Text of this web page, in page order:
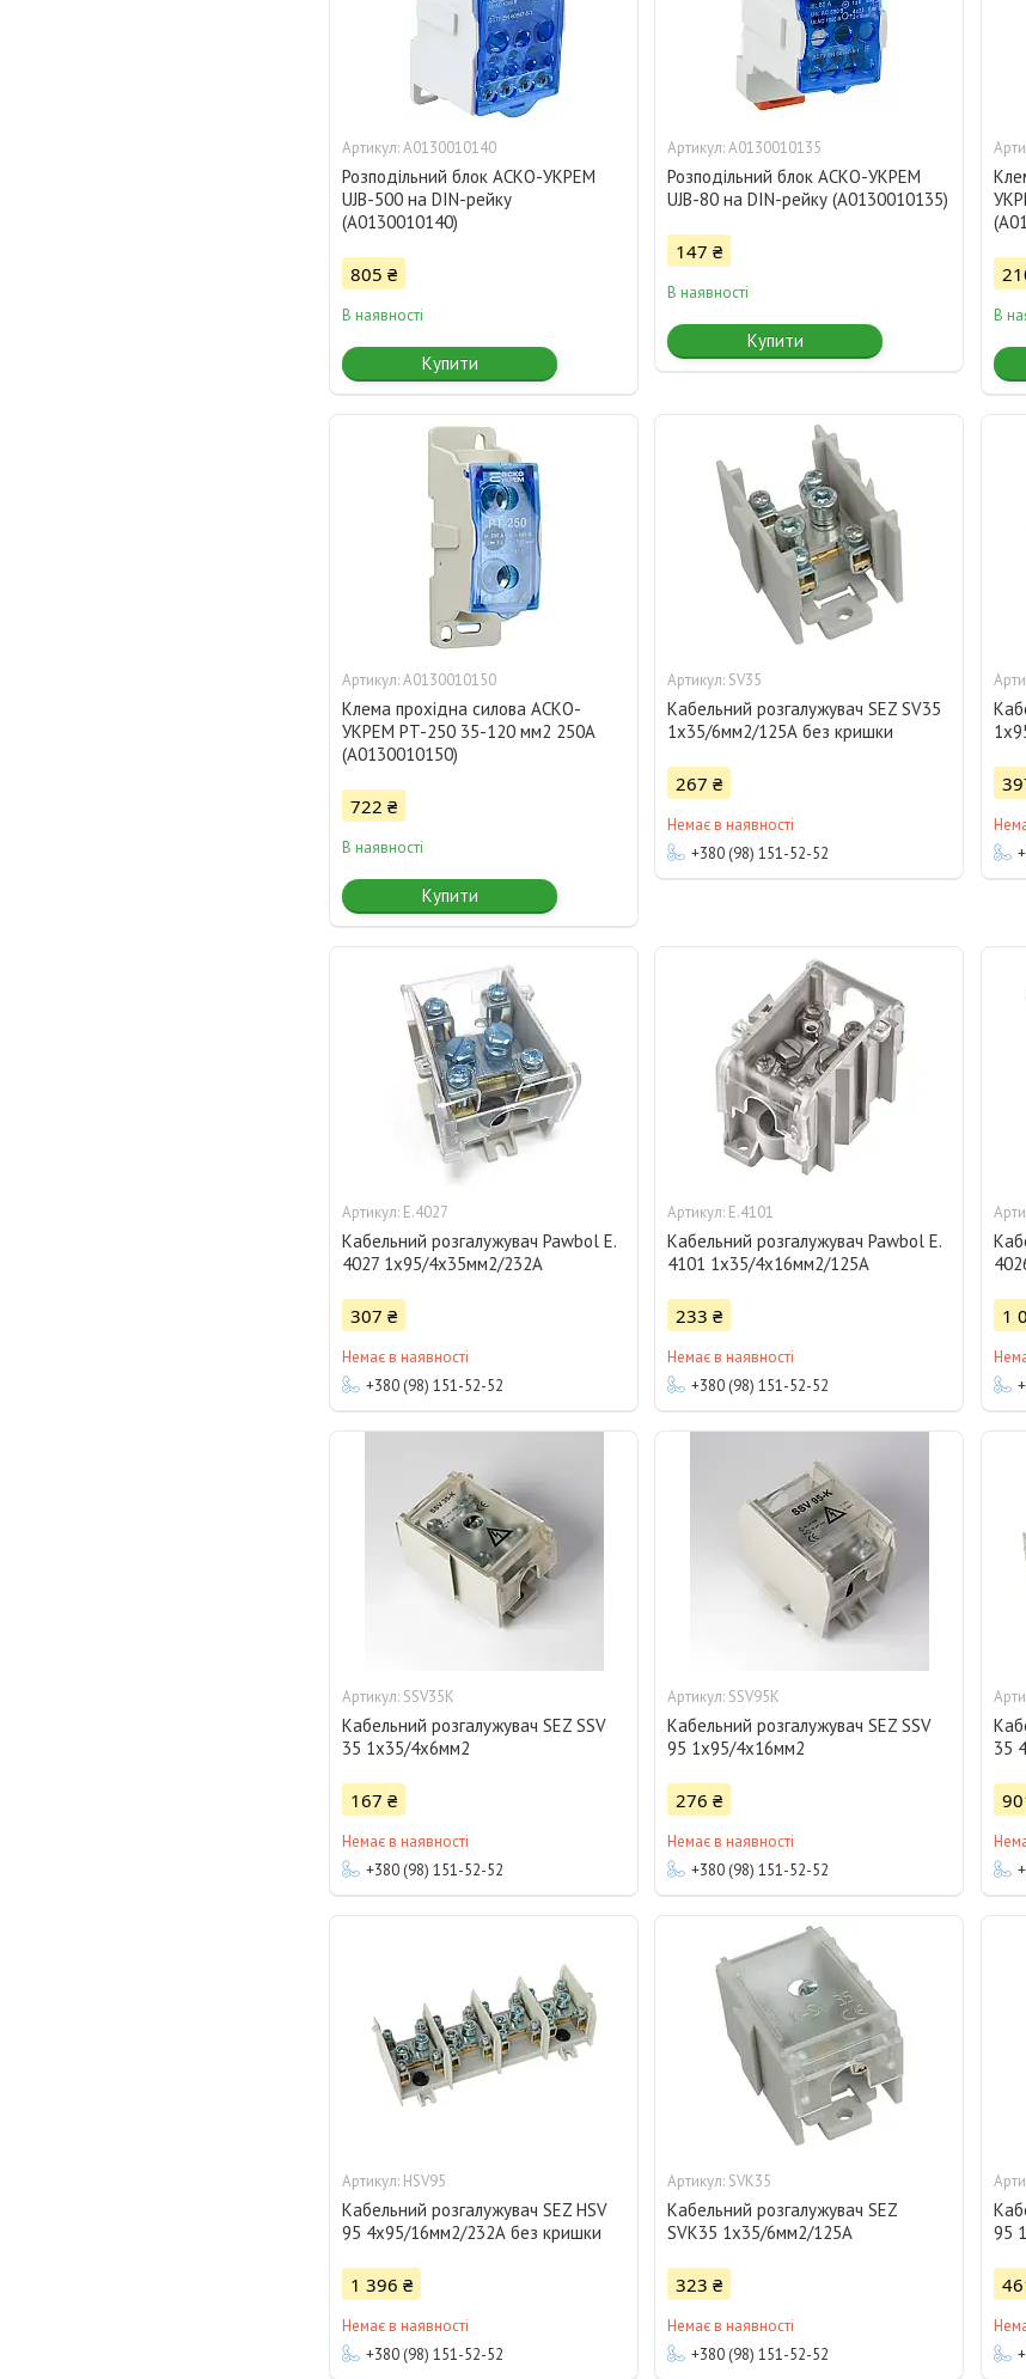
A0130010140
Розподільний блок АСКО-УКРЕМ
UJB-500 на DIN-рейку
(A0130010140)
805 ₴
В наявності
Купити
A0130010135
Розподільний блок АСКО-УКРЕМ
UJB-80 на DIN-рейку (A0130010135)
147 ₴
В наявності
Купити
В
A0130010150
Клема прохідна силова АСКО-
УКРЕМ PT-250 35-120 мм2 250А
(A0130010150)
722 ₴
В наявності
Купити
SV35
Кабельний розгалужувач SEZ SV35
1x35/6мм2/125А без кришки
267 ₴
Немає в наявності
+380 (98) 151-52-52
E.4027
Кабельний розгалужувач Pawbol Е.
4027 1x95/4х35мм2/232А
307 ₴
Немає в наявності
+380 (98) 151-52-52
E.4101
Кабельний розгалужувач Pawbol Е.
4101 1x35/4х16мм2/125А
233 ₴
Немає в наявності
+380 (98) 151-52-52
1
SSV35K
Кабельний розгалужувач SEZ SSV
35 1x35/4х6мм2
167 ₴
Немає в наявності
+380 (98) 151-52-52
SSV95K
Кабельний розгалужувач SEZ SSV
95 1x95/4х16мм2
276 ₴
Немає в наявності
+380 (98) 151-52-52
35
HSV95
Кабельний розгалужувач SEZ HSV
95 4x95/16мм2/232А без кришки
1 396 ₴
Немає в наявності
+380 (98) 151-52-52
SVK35
Кабельний розгалужувач SEZ
SVK35 1x35/6мм2/125А
323 ₴
Немає в наявності
+380 (98) 151-52-52
95